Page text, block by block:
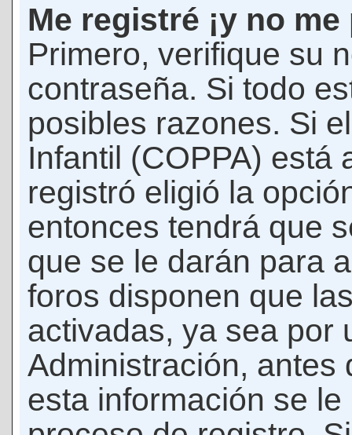
Me registré ¡y no
Primero, verifique su
contraseña. Si todo
posibles razones. Si
Infantil (COPPA) está
registró eligió la
entonces tendrá que
que se le darán para
foros disponen que
activadas, ya sea por
Administración, antes
esta información se